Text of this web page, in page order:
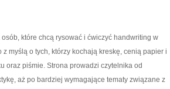
osób, które chcą rysować i ćwiczyć handwriting w
z myślą o tych, którzy kochają kreskę, cenią papier i
oraz piśmie. Strona prowadzi czytelnika od
aż po bardziej wymagające tematy związane z